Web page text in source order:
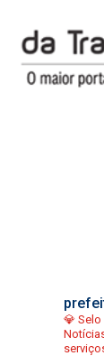
💎 Selo